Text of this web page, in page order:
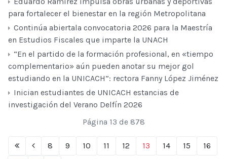
para fortalecer el bienestar en la región Metropolitana
Continúa abiertala convocatoria 2026 para la Maestría
en Estudios Fiscales que imparte la UNACH
“En el partido de la formación profesional, en «tiempo
complementario» aún pueden anotar su mejor gol
estudiando en la UNICACH”: rectora Fanny López Jiménez
Inician estudiantes de UNICACH estancias de
investigación del Verano Delfín 2026
Página 13 de 878
8 9 10 11 12 13 14 15
16